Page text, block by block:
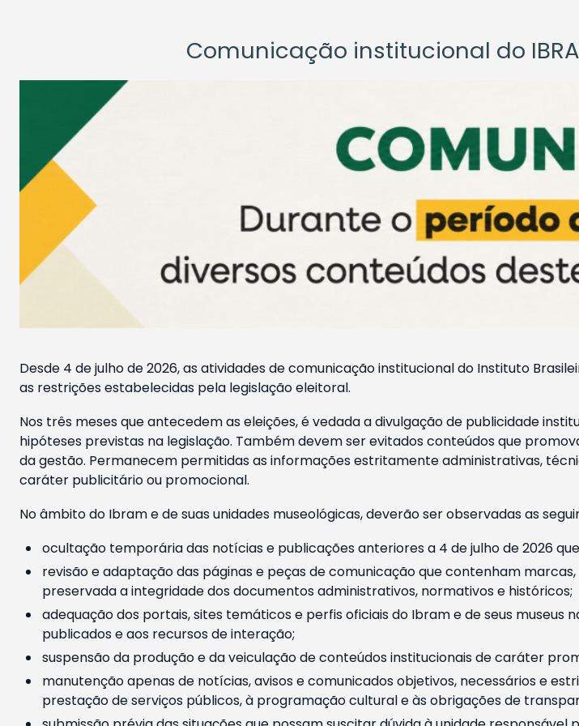
Comunicação institucional do
Desde 4 de julho de 2026, as atividades de comunicação institucional do Instituto
as restrições estabelecidas pela legislação eleitoral.
Nos três meses que antecedem as eleições, é vedada a divulgação de publicidade
hipóteses previstas na legislação. Também devem ser evitados conteúdos que
da gestão. Permanecem permitidas as informações estritamente administrativas,
caráter publicitário ou promocional.
No âmbito do Ibram e de suas unidades museológicas, deverão ser observadas as
ocultação temporária das notícias e publicações anteriores a 4 de julho de 2026
revisão e adaptação das páginas e peças de comunicação que contenham
preservada a integridade dos documentos administrativos, normativos e históricos;
adequação dos portais, sites temáticos e perfis oficiais do Ibram e de seus museus
publicados e aos recursos de interação;
suspensão da produção e da veiculação de conteúdos institucionais de caráter
manutenção apenas de notícias, avisos e comunicados objetivos, necessários e
prestação de serviços públicos, à programação cultural e às obrigações de